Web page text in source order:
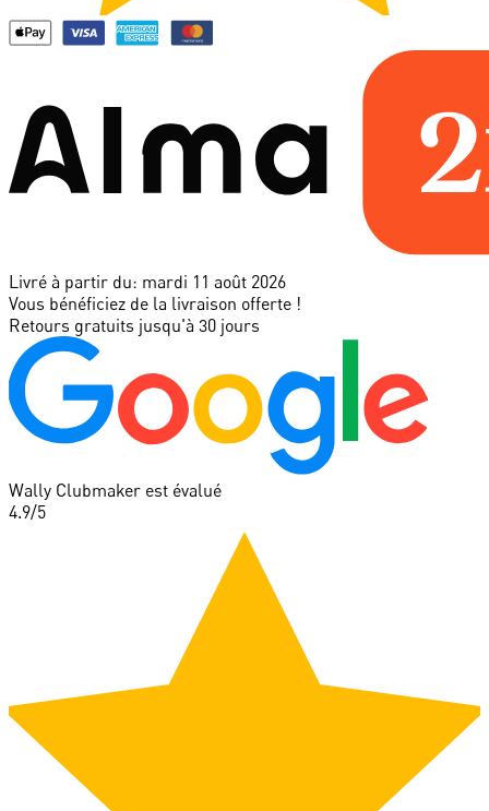
Livré à partir du: mardi 11 août 2026
Vous bénéficiez de la livraison offerte !
Retours gratuits jusqu'à 30 jours
Wally Clubmaker est évalué
4.9/5